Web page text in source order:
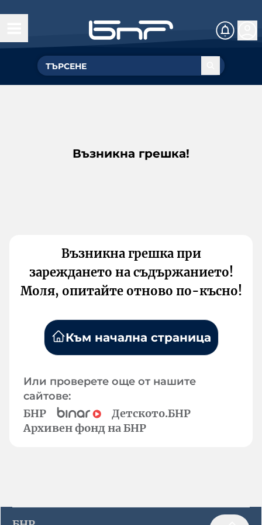
Възникна грешка!
Възникна грешка при
зареждането на съдържанието!
Моля, опитайте отново по-късно!
Към начална страница
Или проверете още от нашите
сайтове:
БНР
Детското.БНР
Архивен фонд на БНР